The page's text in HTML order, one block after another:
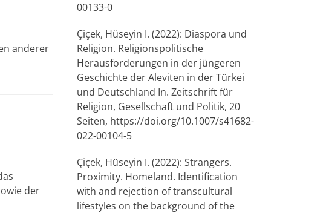
anderer
der
00133-0
Çiçek, Hüseyin I. (2022): Diaspora und
Religion. Religionspolitische
Herausforderungen in der jüngeren
Geschichte der Aleviten in der Türkei
und Deutschland In. Zeitschrift für
Religion, Gesellschaft und Politik, 20
Seiten, https://doi.org/10.1007/s41682-
022-00104-5
Çiçek, Hüseyin I. (2022): Strangers.
Proximity. Homeland. Identification
with and rejection of transcultural
lifestyles on the background of the